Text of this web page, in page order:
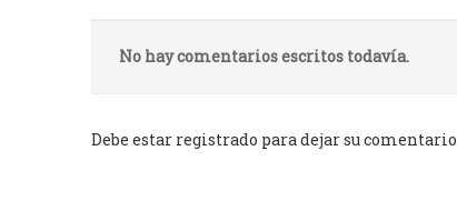
No hay comentarios escritos todavía.
Debe estar registrado para dejar su comentario